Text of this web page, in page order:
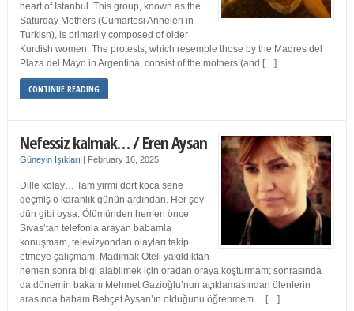
heart of Istanbul. This group, known as the
Saturday Mothers (Cumartesi Anneleri in
Turkish), is primarily composed of older
Kurdish women. The protests, which resemble those by the Madres del
Plaza del Mayo in Argentina, consist of the mothers (and […]
CONTINUE READING
Nefessiz kalmak… / Eren Aysan
Güneyin Işıkları | February 16, 2025
Dille kolay… Tam yirmi dört koca sene
geçmiş o karanlık günün ardından. Her şey
dün gibi oysa. Ölümünden hemen önce
Sıvas’tan telefonla arayan babamla
konuşmam, televizyondan olayları takip
etmeye çalışmam, Madımak Oteli yakıldıktan
hemen sonra bilgi alabilmek için oradan oraya koşturmam; sonrasında
da dönemin bakanı Mehmet Gazioğlu’nun açıklamasından ölenlerin
arasında babam Behçet Aysan’ın olduğunu öğrenmem… […]